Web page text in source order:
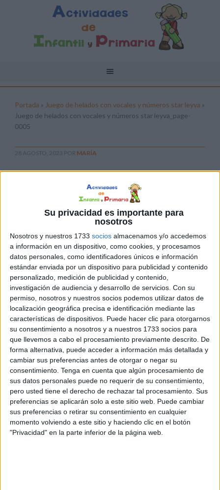
Su privacidad es importante para
nosotros
Nosotros y nuestros 1733 socios almacenamos y/o accedemos
a información en un dispositivo, como cookies, y procesamos
datos personales, como identificadores únicos e información
estándar enviada por un dispositivo para publicidad y contenido
personalizado, medición de publicidad y contenido,
investigación de audiencia y desarrollo de servicios. Con su
permiso, nosotros y nuestros socios podemos utilizar datos de
localización geográfica precisa e identificación mediante las
características de dispositivos. Puede hacer clic para otorgarnos
su consentimiento a nosotros y a nuestros 1733 socios para
que llevemos a cabo el procesamiento previamente descrito. De
forma alternativa, puede acceder a información más detallada y
cambiar sus preferencias antes de otorgar o negar su
consentimiento. Tenga en cuenta que algún procesamiento de
sus datos personales puede no requerir de su consentimiento,
pero usted tiene el derecho de rechazar tal procesamiento. Sus
preferencias se aplicarán solo a este sitio web. Puede cambiar
sus preferencias o retirar su consentimiento en cualquier
momento volviendo a este sitio y haciendo clic en el botón
"Privacidad" en la parte inferior de la página web.
Portada » Juego de helados con vocales y números star leyva »
Juego de helados con vocales y números star leyva_page-
0005
28 AGOSTO, 2023 POR MARÍA
números star leyva_page-0005
Pulsa sobre el enlace para descargar el